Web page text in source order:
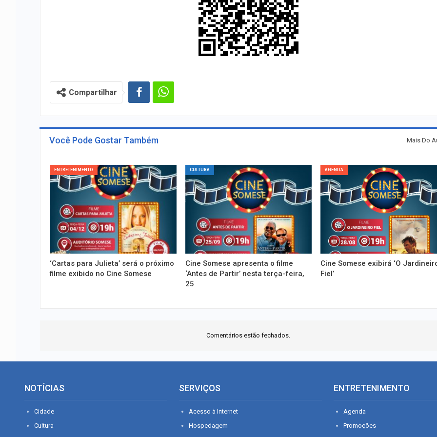
Compartilhar
Você Pode Gostar Também Mais Do
ENTRETENIMENTO
‘Cartas para Julieta’ será o próximo
filme exibido no Cine Somese
CULTURA
Cine Somese apresenta o filme
‘Antes de Partir’ nesta terça-feira,
25
AGENDA
Cine Somese exibirá ‘O
Fiel’
Comentários estão fechados.
NOTÍCIAS
Cidade
Cultura
SERVIÇOS
Acesso à Internet
Hospedagem
ENTRETENIMENTO
Agenda
Promoções